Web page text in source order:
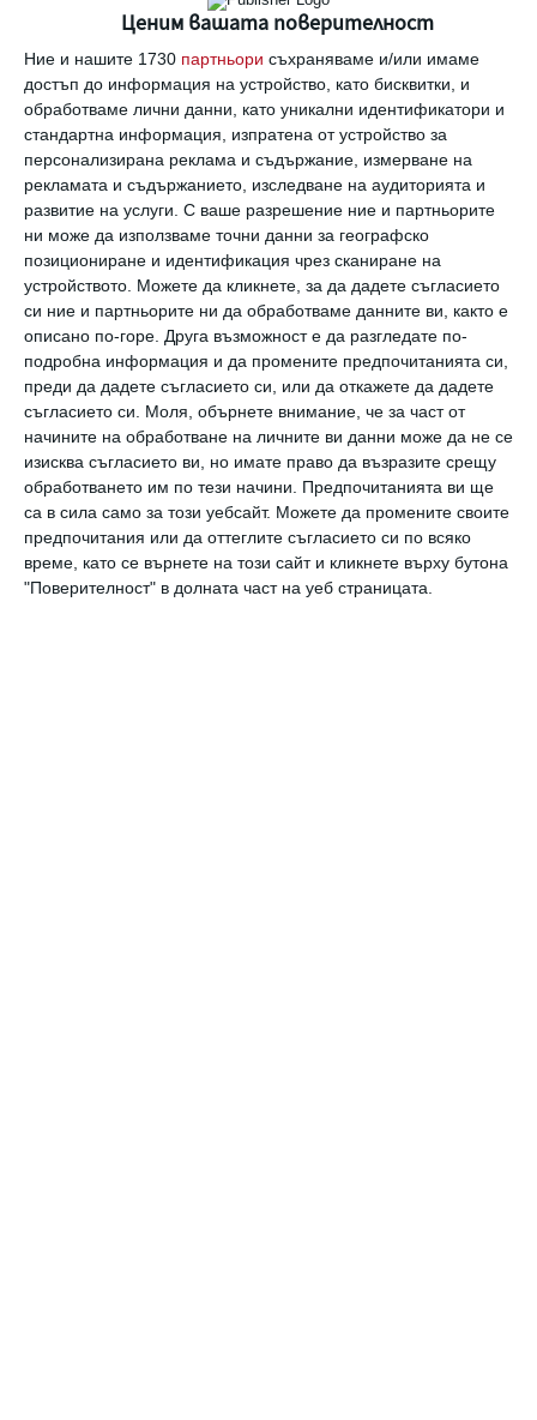
Ценим вашата поверителност
Ние и нашите 1730 партньори съхраняваме и/или имаме
достъп до информация на устройство, като бисквитки, и
обработваме лични данни, като уникални идентификатори и
стандартна информация, изпратена от устройство за
персонализирана реклама и съдържание, измерване на
рекламата и съдържанието, изследване на аудиторията и
развитие на услуги. С ваше разрешение ние и партньорите
ни може да използваме точни данни за географско
позициониране и идентификация чрез сканиране на
устройството. Можете да кликнете, за да дадете съгласието
си ние и партньорите ни да обработваме данните ви, както е
описано по-горе. Друга възможност е да разгледате по-
подробна информация и да промените предпочитанията си,
преди да дадете съгласието си, или да откажете да дадете
съгласието си. Моля, обърнете внимание, че за част от
начините на обработване на личните ви данни може да не се
изисква съгласието ви, но имате право да възразите срещу
обработването им по тези начини. Предпочитанията ви ще
са в сила само за този уебсайт. Можете да промените своите
предпочитания или да оттеглите съгласието си по всяко
време, като се върнете на този сайт и кликнете върху бутона
"Поверителност" в долната част на уеб страницата.
Това е най-важното за спасение от коварния
вирус. Имахме 23-годишен с много тежка
инфекция от коронавирус, а неговите близки
не бяха - нито жена му, нито децата му,
нито родителите му. Затова не можем да
кажем как се предава инфекцията, като те
са нон стоп заедно. Моята хипотеза е , ако
сложим метали на масата и магнит какво ще
стане? Той ще дърпа само желязото, другите
метали - не. Така е и с имунната система на
човека".
Той апелира пациентите да избягват приема
на витамин С, защото коронавирусът
атакува съдовете и в тях се образуват
тромби, а витамин С е кръвосъсирващ.